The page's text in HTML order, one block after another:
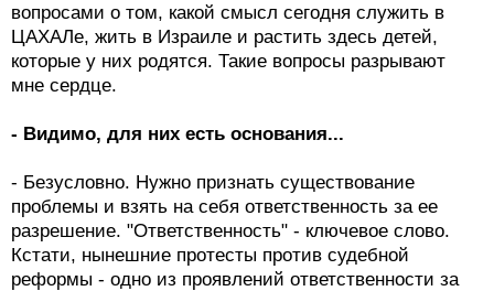
вопросами о том, какой смысл сегодня служить в
ЦАХАЛе, жить в Израиле и растить здесь детей,
которые у них родятся. Такие вопросы разрывают
мне сердце.
- Видимо, для них есть основания...
- Безусловно. Нужно признать существование
проблемы и взять на себя ответственность за ее
разрешение. "Ответственность" - ключевое слово.
Кстати, нынешние протесты против судебной
реформы - одно из проявлений ответственности за